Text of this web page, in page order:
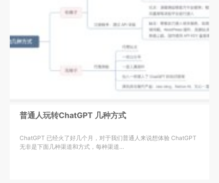
普通人玩转ChatGPT 几种方式
ChatGPT 已经火了好几个月，对于我们普通人来说想体验 ChatGPT
无非是下面几种渠道和方式，每种渠道…